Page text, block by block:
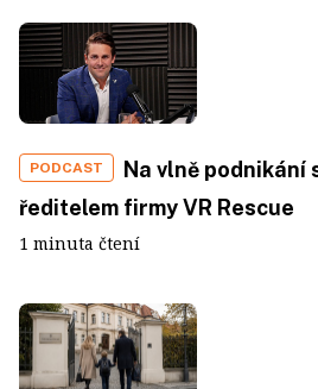
PODCAST
Na vlně podnikání
ředitelem firmy VR Rescue
1 minuta čtení